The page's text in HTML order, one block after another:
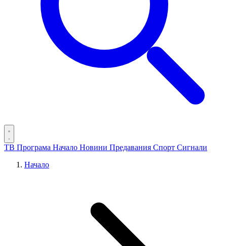
ТВ Програма Начало Новини Предавания Спорт Сигнали
Начало